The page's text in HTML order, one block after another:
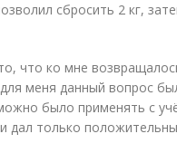
сбросить 2 кг,
что ко мне
меня данный вопрос
было применять с
дал только